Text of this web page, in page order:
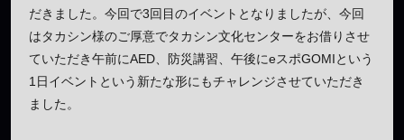
だきました。今回で3回目のイベントとなりましたが、今回
はタカシン様のご厚意でタカシン文化センターをお借りさせ
ていただき午前にAED、防災講習、午後にeスポGOMIという
1日イベントという新たな形にもチャレンジさせていただき
ました。